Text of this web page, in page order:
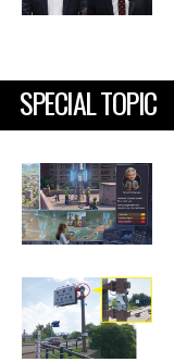
SPECIAL TOPIC